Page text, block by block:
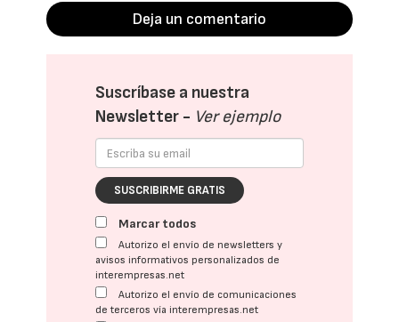
Deja un comentario
Suscríbase a nuestra
Newsletter - Ver ejemplo
SUSCRIBIRME GRATIS
Marcar todos
Autorizo el envío de newsletters y
avisos informativos personalizados de
interempresas.net
Autorizo el envío de comunicaciones
de terceros vía interempresas.net